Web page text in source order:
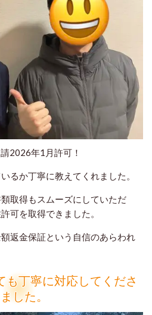
2026年1月許可！
るか丁寧に教えてくれました。
取得もスムーズにしていただ
可を取得できました。
返金保証という自信のあらわれ
も丁寧に対応してくださ
した。